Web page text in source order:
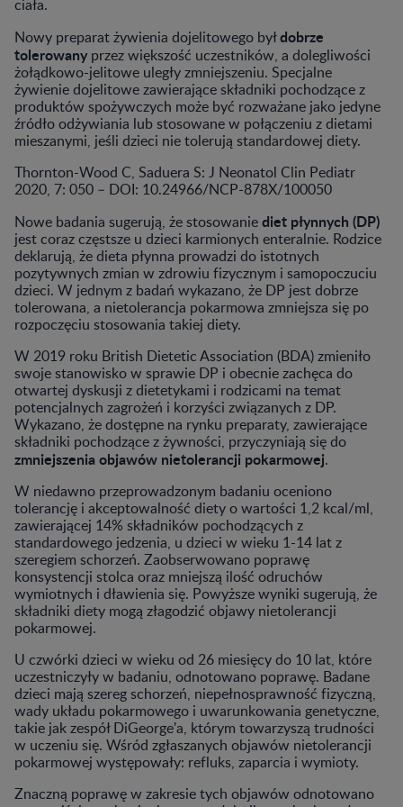
ciała.
Nowy preparat żywienia dojelitowego byłdobrze
tolerowanyprzez większość uczestników, a dolegliwości
żołądkowo-jelitowe uległy zmniejszeniu. Specjalne
żywienie dojelitowe zawierające składniki pochodzące z
produktów spożywczych może być rozważane jako jedyne
źródło odżywiania lub stosowane w połączeniu z dietami
mieszanymi, jeśli dzieci nie tolerują standardowej diety.
Thornton-Wood C, Saduera S: J Neonatol Clin Pediatr
2020, 7: 050 – DOI: 10.24966/NCP-878X/100050
Nowe badania sugerują, że stosowaniediet płynnych (DP)
jest coraz częstsze u dzieci karmionych enteralnie. Rodzice
deklarują, że dieta płynna prowadzi do istotnych
pozytywnych zmian w zdrowiu fizycznym i samopoczuciu
dzieci. W jednym z badań wykazano, że DP jest dobrze
tolerowana, a nietolerancja pokarmowa zmniejsza się po
rozpoczęciu stosowania takiej diety.
W 2019 roku British Dietetic Association (BDA) zmieniło
swoje stanowisko w sprawie DP i obecnie zachęca do
otwartej dyskusji z dietetykami i rodzicami na temat
potencjalnych zagrożeń i korzyści związanych z DP.
Wykazano, że dostępne na rynku preparaty, zawierające
składniki pochodzące z żywności, przyczyniają się do
zmniejszenia objawów nietolerancji pokarmowej.
W niedawno przeprowadzonym badaniu oceniono
tolerancję i akceptowalność diety o wartości 1,2 kcal/ml,
zawierającej 14% składników pochodzących z
standardowego jedzenia, u dzieci w wieku 1-14 lat z
szeregiem schorzeń. Zaobserwowano poprawę
konsystencji stolca oraz mniejszą ilość odruchów
wymiotnych i dławienia się. Powyższe wyniki sugerują, że
składniki diety mogą złagodzić objawy nietolerancji
pokarmowej.
U czwórki dzieci w wieku od 26 miesięcy do 10 lat, które
uczestniczyły w badaniu, odnotowano poprawę. Badane
dzieci mają szereg schorzeń, niepełnosprawność fizyczną,
wady układu pokarmowego i uwarunkowania genetyczne,
takie jak zespół DiGeorge'a, którym towarzyszą trudności
w uczeniu się. Wśród zgłaszanych objawów nietolerancji
pokarmowej występowały: refluks, zaparcia i wymioty.
Znaczną poprawę w zakresie tych objawów odnotowano